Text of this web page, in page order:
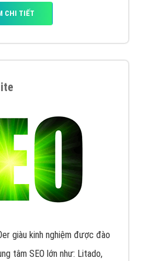
CHI TIẾT
giàu kinh nghiệm được đào
tâm SEO lớn như: Litado,